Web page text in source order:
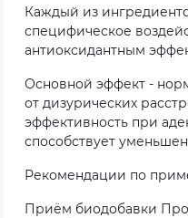
Каждый из
специфическое
антиоксидантным
Основной эффект -
от дизурических
эффективность при
способствует
Рекомендации по
Приём биодобавки